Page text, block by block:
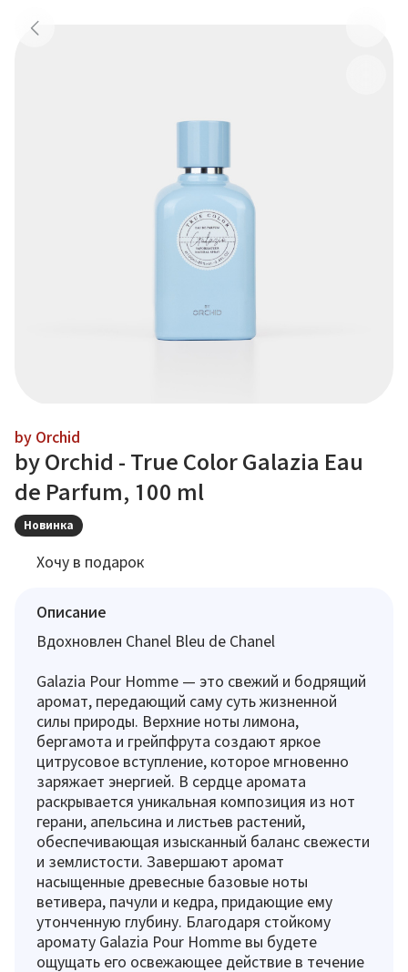
by Orchid
by Orchid - True Color Galazia Eau
de Parfum, 100 ml
Новинка
Хочу в подарок
Описание
Вдохновлен Chanel Bleu de Chanel
Galazia Pour Homme — это свежий и бодрящий
аромат, передающий саму суть жизненной
силы природы. Верхние ноты лимона,
бергамота и грейпфрута создают яркое
цитрусовое вступление, которое мгновенно
заряжает энергией. В сердце аромата
раскрывается уникальная композиция из нот
герани, апельсина и листьев растений,
обеспечивающая изысканный баланс свежести
и землистости. Завершают аромат
насыщенные древесные базовые ноты
ветивера, пачули и кедра, придающие ему
утонченную глубину. Благодаря стойкому
аромату Galazia Pour Homme вы будете
ощущать его освежающее действие в течение